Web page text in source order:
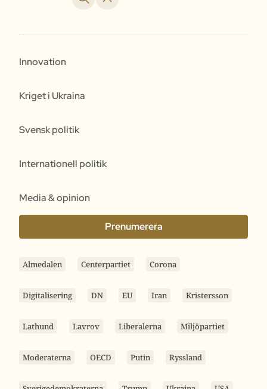
Innovation
Kriget i Ukraina
Svensk politik
Internationell politik
Media & opinion
Prenumerera
Almedalen Centerpartiet Corona
Digitalisering DN EU Iran Kristersson
Lathund Lavrov Liberalerna Miljöpartiet
Moderaterna OECD Putin Ryssland